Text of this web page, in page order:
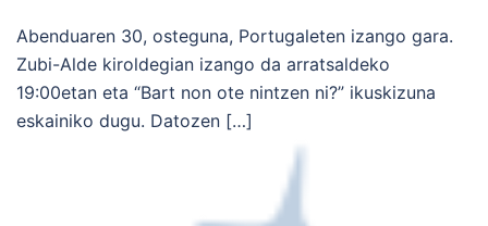
Abenduaren 30, osteguna, Portugaleten izango gara.
Zubi-Alde kiroldegian izango da arratsaldeko
19:00etan eta “Bart non ote nintzen ni?” ikuskizuna
eskainiko dugu. Datozen […]